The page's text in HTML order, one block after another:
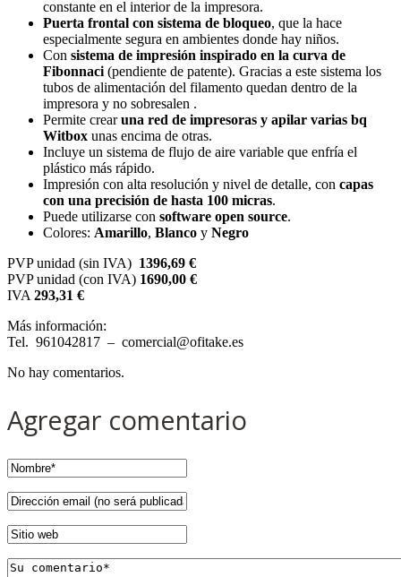
constante en el interior de la impresora.
Puerta frontal con sistema de bloqueo, que la hace
especialmente segura en ambientes donde hay niños.
Con sistema de impresión inspirado en la curva de
Fibonnaci (pendiente de patente). Gracias a este sistema los
tubos de alimentación del filamento quedan dentro de la
impresora y no sobresalen .
Permite crearuna red de impresoras y apilar varias bq
Witbox unas encima de otras.
Incluye un sistema de flujo de aire variable que enfría el
plástico más rápido.
Impresión con alta resolución y nivel de detalle, con capas
con una precisión de hasta 100 micras.
Puede utilizarse con software open source.
Colores: Amarillo, Blanco y Negro
PVP unidad (sin IVA) 1396,69 €
PVP unidad (con IVA) 1690,00 €
IVA 293,31 €
Más información:
Tel. 961042817 – comercial@ofitake.es
No hay comentarios.
Agregar comentario